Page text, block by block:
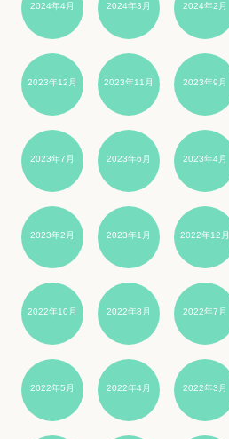
2024年4月 2024年3月 2024年2月
2023年12月 2023年11月 2023年9月
2023年7月 2023年6月 2023年4月
2023年2月 2023年1月 2022年12月
2022年10月 2022年8月 2022年7月
2022年5月 2022年4月 2022年3月